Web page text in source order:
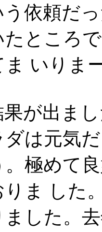
う依頼だ
たところ
ま いりま
が出ま
ダは元気
。極めて
ま した
した。